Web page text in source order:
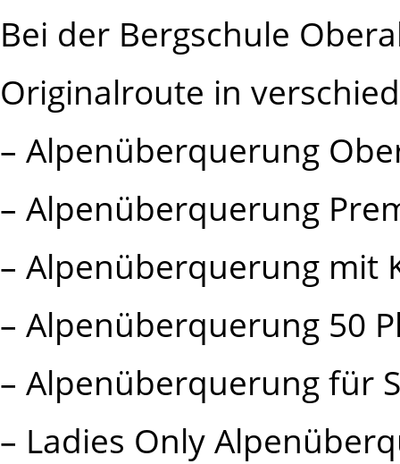
Bei der Bergschule
Originalroute in
– Alpenüberquerung
– Alpenüberquerung
– Alpenüberquerung mit
– Alpenüberquerung 50
– Alpenüberquerung für
– Ladies Only